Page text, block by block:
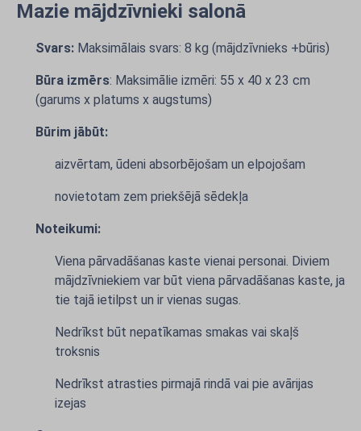
Mazie mājdzīvnieki salonā
Svars: Maksimālais svars: 8 kg (mājdzīvnieks +būris)
Būra izmērs: Maksimālie izmēri: 55 x 40 x 23 cm
(garums x platums x augstums)
Būrim jābūt:
aizvērtam, ūdeni absorbējošam un elpojošam
novietotam zem priekšējā sēdekļa
Noteikumi:
Viena pārvadāšanas kaste vienai personai. Diviem
mājdzīvniekiem var būt viena pārvadāšanas kaste, ja
tie tajā ietilpst un ir vienas sugas.
Nedrīkst būt nepatīkamas smakas vai skaļš
troksnis
Nedrīkst atrasties pirmajā rindā vai pie avārijas
izejas